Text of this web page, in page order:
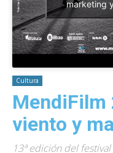
marketing
Cultura
MendiFilm
viento y
13ª edición del